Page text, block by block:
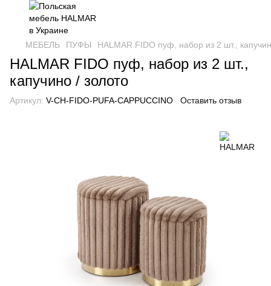
МЕБЕЛЬ ПУФЫ HALMAR FIDO пуф, набор из 2 шт.,
HALMAR FIDO пуф, набор из 2 шт.,
капучино / золото
Артикул: V-CH-FIDO-PUFA-CAPPUCCINO Оставить отзыв